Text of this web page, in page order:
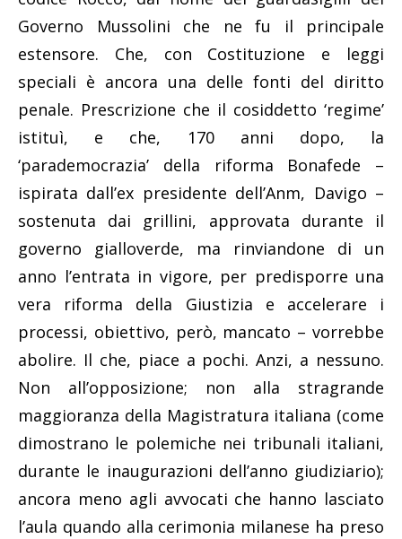
Governo Mussolini che ne fu il principale
estensore. Che, con Costituzione e leggi
speciali è ancora una delle fonti del diritto
penale. Prescrizione che il cosiddetto ‘regime’
istituì, e che, 170 anni dopo, la
‘parademocrazia’ della riforma Bonafede –
ispirata dall’ex presidente dell’Anm, Davigo –
sostenuta dai grillini, approvata durante il
governo gialloverde, ma rinviandone di un
anno l’entrata in vigore, per predisporre una
vera riforma della Giustizia e accelerare i
processi, obiettivo, però, mancato – vorrebbe
abolire. Il che, piace a pochi. Anzi, a nessuno.
Non all’opposizione; non alla stragrande
maggioranza della Magistratura italiana (come
dimostrano le polemiche nei tribunali italiani,
durante le inaugurazioni dell’anno giudiziario);
ancora meno agli avvocati che hanno lasciato
l’aula quando alla cerimonia milanese ha preso